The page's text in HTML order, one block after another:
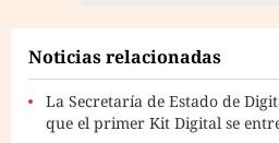
Noticias relacionadas
La Secretaría de Estado de
que el primer Kit Digital se